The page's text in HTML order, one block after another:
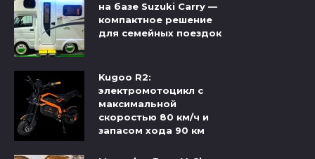
на базе Suzuki Carry —
компактное решение
для семейных поездок
Kugoo R2:
электромотоцикл с
максимальной
скоростью 80 км/ч и
запасом хода 90 км